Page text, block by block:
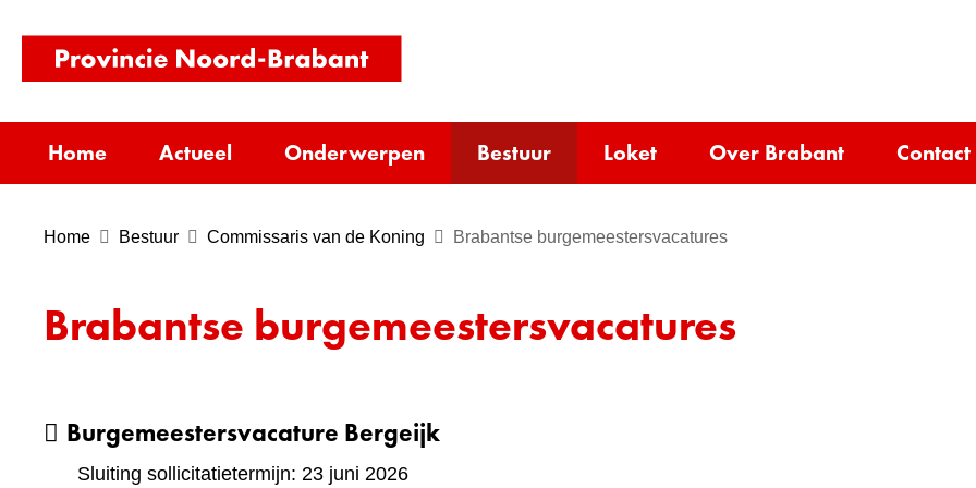
inhoud
homepage)
Home Actueel Onderwerpen Bestuur Loket Over Brabant Contact
Home Bestuur Commissaris van de Koning Brabantse burgemeestersvacatures
Brabantse burgemeestersvacatures
Burgemeestersvacature Bergeijk
Sluiting sollicitatietermijn: 23 juni 2026